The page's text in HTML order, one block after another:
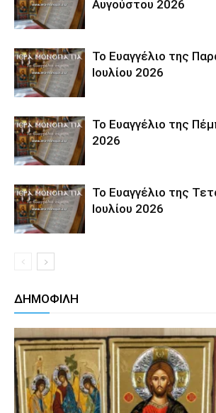
Αυγούστου 2026
Το Ευαγγέλιο της
Ιουλίου 2026
Το Ευαγγέλιο της
2026
Το Ευαγγέλιο της
Ιουλίου 2026
ΔΗΜΟΦΙΛΗ